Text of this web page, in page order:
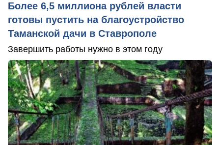
Более 6,5 миллиона рублей власти
готовы пустить на благоустройство
Таманской дачи в Ставрополе
Завершить работы нужно в этом году